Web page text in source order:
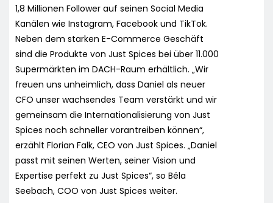
1,8 Millionen Follower auf seinen Social Media
Kanälen wie Instagram, Facebook und TikTok.
Neben dem starken E-Commerce Geschäft
sind die Produkte von Just Spices bei über 11.000
Supermärkten im DACH-Raum erhältlich. „Wir
freuen uns unheimlich, dass Daniel als neuer
CFO unser wachsendes Team verstärkt und wir
gemeinsam die Internationalisierung von Just
Spices noch schneller vorantreiben können“,
erzählt Florian Falk, CEO von Just Spices. „Daniel
passt mit seinen Werten, seiner Vision und
Expertise perfekt zu Just Spices“, so Béla
Seebach, COO von Just Spices weiter.